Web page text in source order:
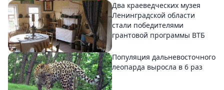
Два краеведческих музея
Ленинградской области
стали победителями
грантовой программы ВТБ
Популяция дальневосточного
леопарда выросла в 6 раз